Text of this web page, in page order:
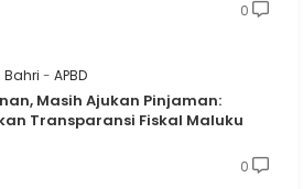
0
Bahri APBD
Masih Ajukan Pinjaman:
Transparansi Fiskal Maluku
0